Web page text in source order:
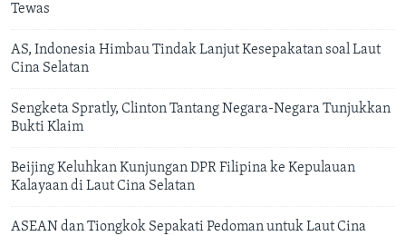
Tewas
AS, Indonesia Himbau Tindak Lanjut Kesepakatan soal Laut
Cina Selatan
Sengketa Spratly, Clinton Tantang Negara-Negara Tunjukkan
Bukti Klaim
Beijing Keluhkan Kunjungan DPR Filipina ke Kepulauan
Kalayaan di Laut Cina Selatan
ASEAN dan Tiongkok Sepakati Pedoman untuk Laut Cina